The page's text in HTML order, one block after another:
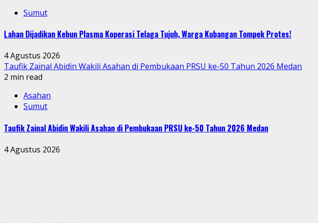
Sumut
Lahan Dijadikan Kebun Plasma Koperasi Telaga Tujuh, Warga Kubangan Tompek Protes!
4 Agustus 2026
Taufik Zainal Abidin Wakili Asahan di Pembukaan PRSU ke-50 Tahun 2026 Medan
2 min read
Asahan
Sumut
Taufik Zainal Abidin Wakili Asahan di Pembukaan PRSU ke-50 Tahun 2026 Medan
4 Agustus 2026